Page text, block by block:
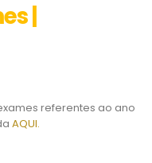
|
referentes ao ano
AQUI.